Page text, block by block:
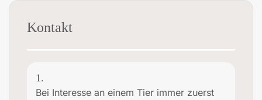
Kontakt
1.
Bei Interesse an einem Tier immer zuerst